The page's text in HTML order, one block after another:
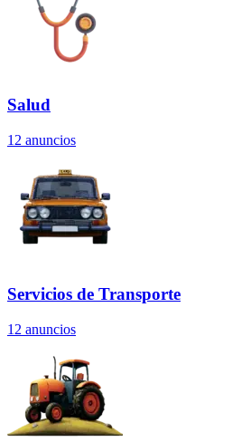
Salud
12 anuncios
Servicios de Transporte
12 anuncios